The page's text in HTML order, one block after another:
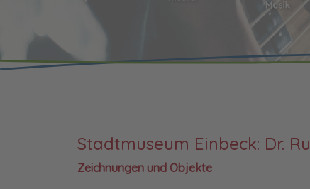
Stadtmuseum Einbeck: Dr.
Zeichnungen und Objekte